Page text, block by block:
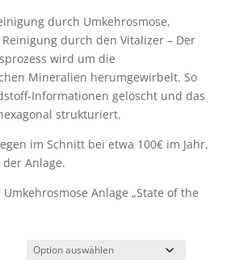
durch Umkehrosmose,
durch den Vitalizer – Der
wird um die
Mineralien herumgewirbelt. So
Informationen gelöscht und das
strukturiert.
im Schnitt bei etwa 100€ im Jahr,
Anlage.
Anlage „State of the